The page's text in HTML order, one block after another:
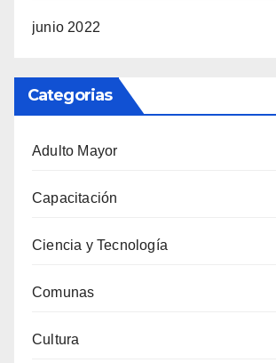
junio 2022
Categorias
Adulto Mayor
Capacitación
Ciencia y Tecnología
Comunas
Cultura